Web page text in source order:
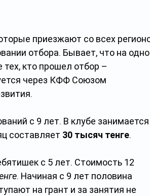
приезжают со всех
отбора. Бывает, что на одно
кто прошел отбор –
через КФФ Союзом
с 9 лет. В клубе занимается
составляет 30 тысяч тенге.
с 5 лет. Стоимость 12
. Начиная с 9 лет половина
на грант и за занятия не